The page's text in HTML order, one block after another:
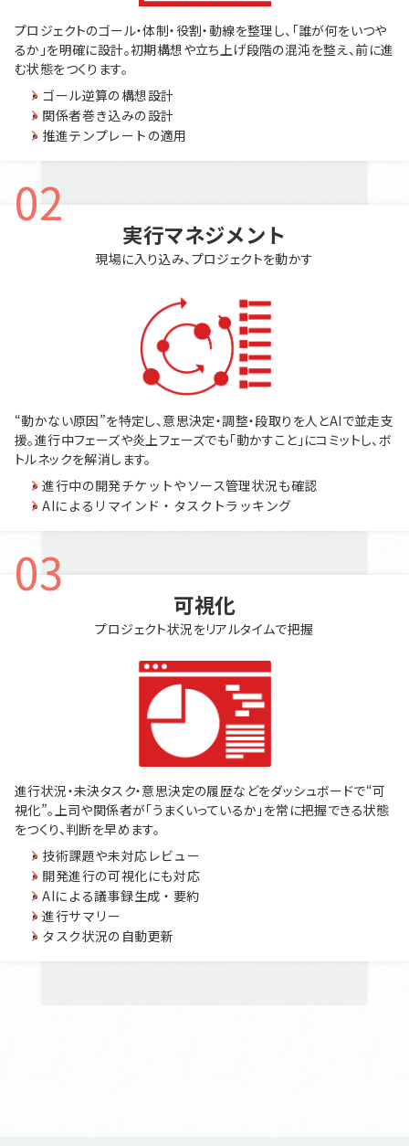
プロジェクトのゴール・体制・役割・動線を整理し、「誰が何をいつや
るか」を明確に設計。初期構想や立ち上げ段階の混沌を整え、前に進
む状態をつくります。
ゴール逆算の構想設計
関係者巻き込みの設計
推進テンプレートの適用
02
実行マネジメント
現場に入り込み、プロジェクトを動かす
“動かない原因”を特定し、意思決定・調整・段取りを人とAIで並走支
援。進行中フェーズや炎上フェーズでも「動かすこと」にコミットし、ボ
トルネックを解消します。
進行中の開発チケットやソース管理状況も確認
AIによるリマインド・タスクトラッキング
03
可視化
プロジェクト状況をリアルタイムで把握
進行状況・未決タスク・意思決定の履歴などをダッシュボードで“可
視化”。上司や関係者が「うまくいっているか」を常に把握できる状態
をつくり、判断を早めます。
技術課題や未対応レビュー
開発進行の可視化にも対応
AIによる議事録生成・要約
進行サマリー
タスク状況の自動更新